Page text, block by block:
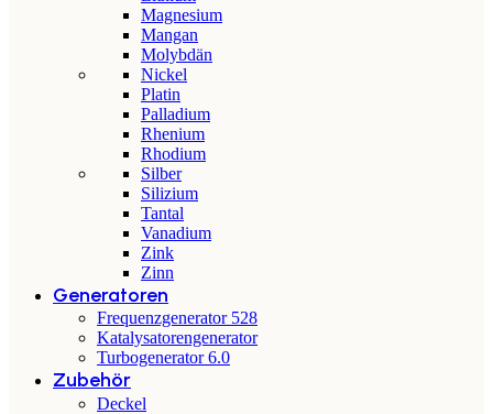
Magnesium
Mangan
Molybdän
Nickel
Platin
Palladium
Rhenium
Rhodium
Silber
Silizium
Tantal
Vanadium
Zink
Zinn
Generatoren
Frequenzgenerator 528
Katalysatorengenerator
Turbogenerator 6.0
Zubehör
Deckel